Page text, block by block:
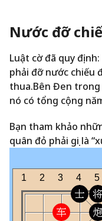
Nước đỡ
Luật cờ đã quy
phải đỡ nước chiếu
thua.Bên Đen
nó có tổng cộng
Bạn tham khảo
quân đỏ phải gọi là